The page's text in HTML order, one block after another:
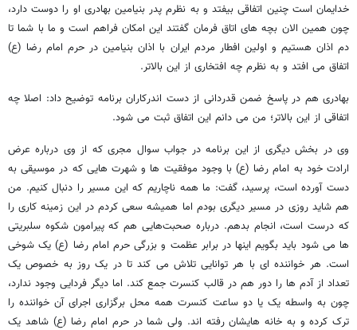
خدایمان است چنین اتفاقی بیفتد و به نظرم پدر بنیامین بهادری او را دوست دارد،
چون همین الان بچه های اتاق فرمان گفتند این امکان فراهم است و ما با شما تا
دم اذان هستیم و اولین افطار مردم ایران با اذان بنیامین در حرم امام رضا (ع)
اتفاق می افتد و به نظرم چه افتخاری از این بالاتر.
بهادری هم در پاسخ ضمن قدردانی از دست اندرکاران برنامه توضیح داد: اصلا چه
اتفاقی از این بالاتر؛ من می دانم این اتفاق ثبت می شود.
وی در بخش دیگری از این برنامه در جواب سوال مجری که از وی درباره عرض
ارادت خود به امام رضا (ع) با وجود موفقیت ها و شهرت هایی که در موسیقی به
دست آورده است، پرسید، گفت: ما همه ناچاریم که این مسیر را دنبال کنیم. من
هم شاید روزی در مسیر دیگری بودم اما همیشه سعی کردم در این زمینه کاری را
که درست است، انجام بدهم. درباره صحبت‌هایی هم که پیرامون شکوه سلبریتی
ها می شود باید بگویم اینها در برابر عظمت و بزرگی حرم امام رضا (ع) یک شوخی
است. هر خواننده ای با هر توانایی تلاش می کند تا در یک روز به خصوص یک
تعداد از آدم ها را دور هم در قالب کنسرت جمع کند. اما دیگر فردایی وجود ندارد،
چون به واسطه یک یا دو ساعت کنسرت همه محل برگزاری اجرای آن خواننده را
ترک کرده و به خانه هایشان رفته اند. ولی شما در حرم امام رضا (ع) شاهد یک